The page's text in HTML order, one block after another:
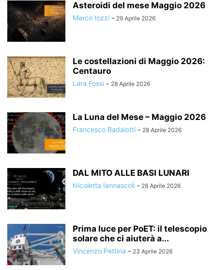
Asteroidi del mese Maggio 2026
Marco Iozzi - 29 Aprile 2026
Le costellazioni di Maggio 2026:
Centauro
Lara Fossi - 28 Aprile 2026
La Luna del Mese – Maggio 2026
Francesco Badalotti - 28 Aprile 2026
DAL MITO ALLE BASI LUNARI
Nicoletta Iannascoli - 28 Aprile 2026
Prima luce per PoET: il telescopio
solare che ci aiuterà a...
Vincenzo Pettina - 23 Aprile 2026